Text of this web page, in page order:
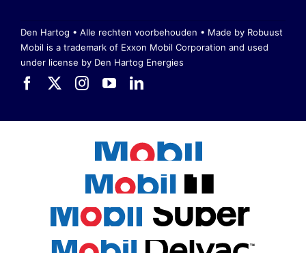
Den Hartog • Alle rechten voorbehouden • Made by Robuust
Mobil is a trademark of Exxon Mobil Corporation and used
under license by Den Hartog Energies